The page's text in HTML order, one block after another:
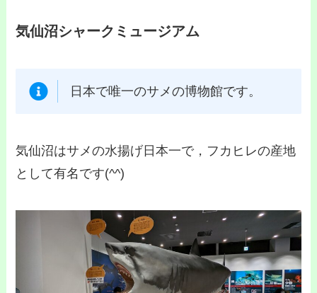
気仙沼シャークミュージアム
日本で唯一のサメの博物館です。
気仙沼はサメの水揚げ日本一で，フカヒレの産地
として有名です(^^)